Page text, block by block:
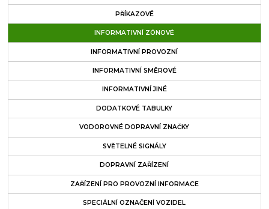
PŘÍKAZOVÉ
INFORMATIVNÍ ZÓNOVÉ
INFORMATIVNÍ PROVOZNÍ
INFORMATIVNÍ SMĚROVÉ
INFORMATIVNÍ JINÉ
DODATKOVÉ TABULKY
VODOROVNÉ DOPRAVNÍ ZNAČKY
SVĚTELNÉ SIGNÁLY
DOPRAVNÍ ZAŘÍZENÍ
ZAŘÍZENÍ PRO PROVOZNÍ INFORMACE
SPECIÁLNÍ OZNAČENÍ VOZIDEL